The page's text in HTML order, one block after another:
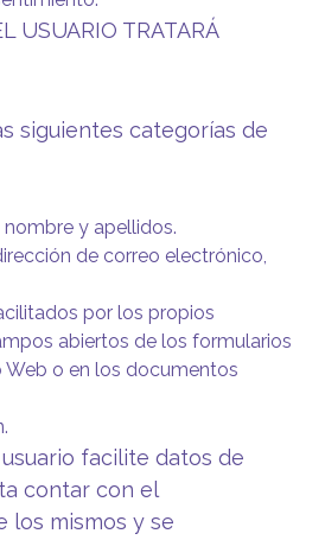
USUARIO TRATARÁ
siguientes categorías de
y apellidos.
de correo electrónico,
por los propios
abiertos de los formularios
Web o en los documentos
facilite datos de
contar con el
los mismos y se